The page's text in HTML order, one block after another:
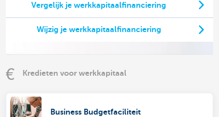
Vergelijk je werkkapitaalfinanciering
Wijzig je werkkapitaalfinanciering
Kredieten voor werkkapitaal
Business Budgetfaciliteit